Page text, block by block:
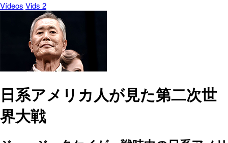
Vídeos Vids 2
日系アメリカ人が見た第二次世
界大戦